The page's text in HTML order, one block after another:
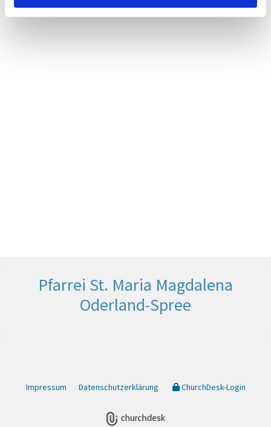
Pfarrei St. Maria Magdalena
Oderland-Spree
Impressum Datenschutzerklärung ChurchDesk-Login